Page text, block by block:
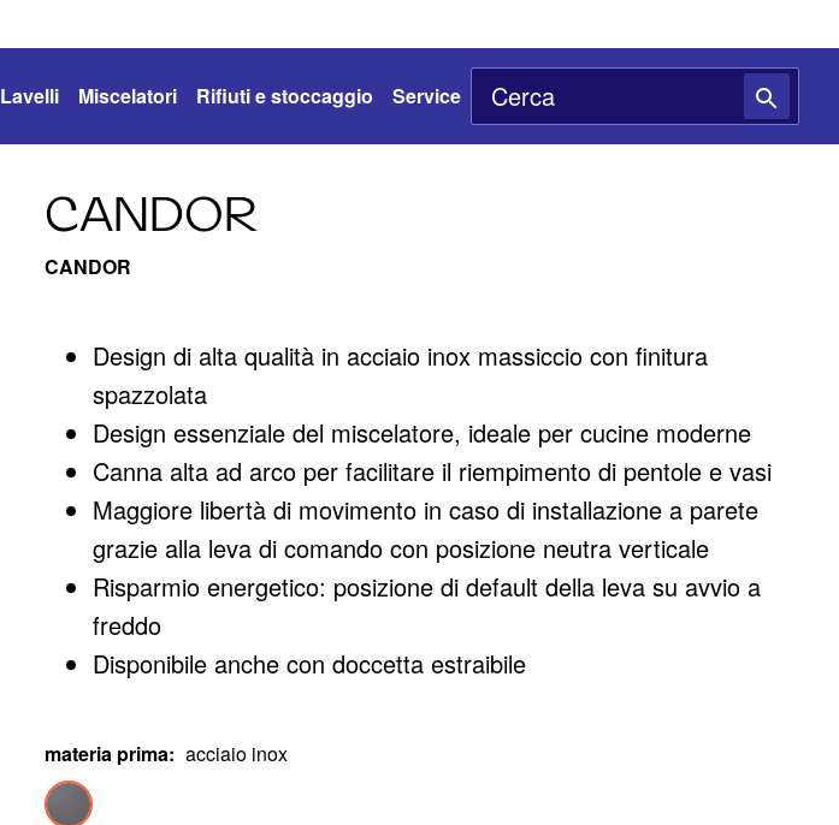
Lavelli Miscelatori Rifiuti e stoccaggio Service
CANDOR
CANDOR
Design di alta qualità in acciaio inox massiccio con finitura
spazzolata
Design essenziale del miscelatore, ideale per cucine moderne
Canna alta ad arco per facilitare il riempimento di pentole e vasi
Maggiore libertà di movimento in caso di installazione a parete
grazie alla leva di comando con posizione neutra verticale
Risparmio energetico: posizione di default della leva su avvio a
freddo
Disponibile anche con doccetta estraibile
materia prima: acciaio inox